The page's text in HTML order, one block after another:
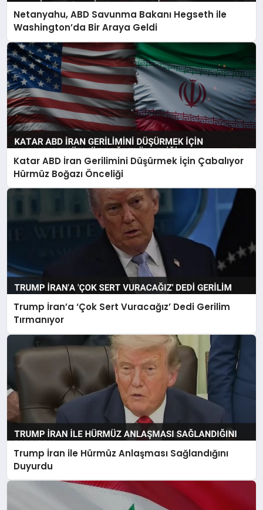
Netanyahu, ABD Savunma Bakanı Hegseth ile
Washington’da Bir Araya Geldi
Katar ABD İran Gerilimini Düşürmek İçin Çabalıyor
Hürmüz Boğazı Önceliği
Trump İran’a ‘Çok Sert Vuracağız’ Dedi Gerilim
Tırmanıyor
Trump İran ile Hürmüz Anlaşması Sağlandığını
Duyurdu